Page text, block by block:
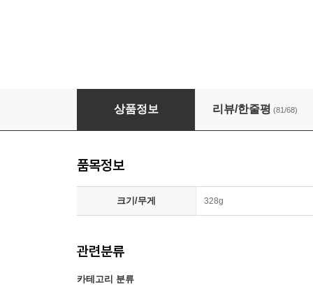
크레마 팔레트 화이트 + 필름 + 플립케이스 이
상품정보 리뷰/한줄평 (81/68)
품목정보
크기/무게 328g
관련분류
카테고리 분류